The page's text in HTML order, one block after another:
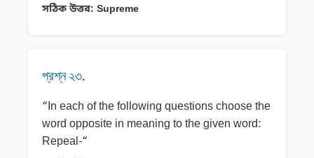
সঠিক উত্তর: Supreme
প্রশ্ন ২৩.
“In each of the following questions choose the
word opposite in meaning to the given word:
Repeal-“